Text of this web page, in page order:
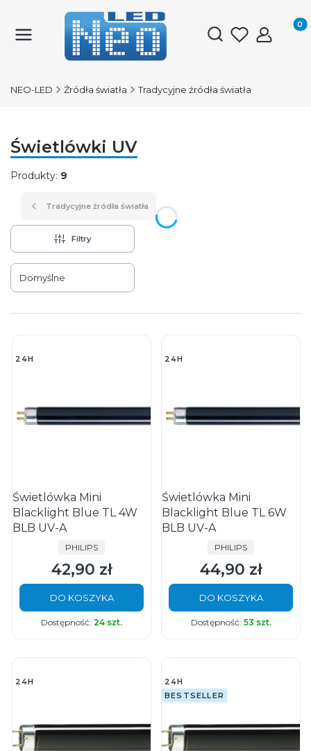
Otwórz
NEO-LED Źródła światła Tradycyjne źródła światła
Świetlówki UV
Produkty: 9
Tradycyjne źródła światła
Filtry
Lista produktów
Domyślne
24H
Świetlówka Mini
Blacklight Blue TL 4W
BLB UV-A
PRODUCENT
PHILIPS
Cena
42,90 zł
DO KOSZYKA
Dostępność: 24 szt.
24H
Świetlówka Mini
Blacklight Blue TL 6W
BLB UV-A
PRODUCENT
PHILIPS
Cena
44,90 zł
DO KOSZYKA
Dostępność: 53 szt.
24H
24H
BESTSELLER